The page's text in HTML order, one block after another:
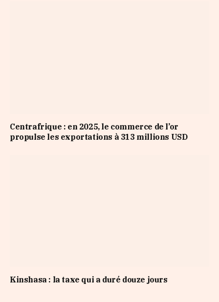
Centrafrique : en 2025, le commerce de l’or
propulse les exportations à 313 millions USD
Kinshasa : la taxe qui a duré douze jours